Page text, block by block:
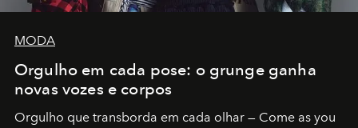
MODA
Orgulho em cada pose: o grunge ganha
novas vozes e corpos
Orgulho que transborda em cada olhar — Come as you